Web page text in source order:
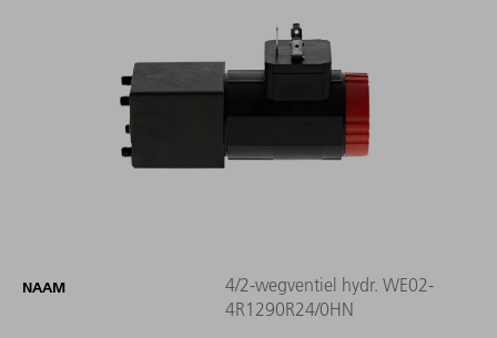
NAAM
4/2-wegventiel hydr. WE02-
4R1290R24/0HN